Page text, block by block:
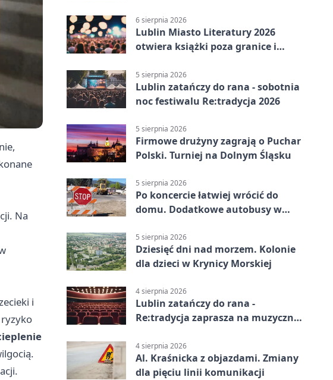
Na
i
ryzyko
6 sierpnia 2026
Lublin Miasto Literatury 2026
otwiera książki poza granice i
5 sierpnia 2026
Lublin zatańczy do rana - sobotnia
noc festiwalu Re:tradycja 2026
5 sierpnia 2026
Firmowe drużyny zagrają o Puchar
Polski. Turniej na Dolnym Śląsku
5 sierpnia 2026
Po koncercie łatwiej wrócić do
domu. Dodatkowe autobusy w
5 sierpnia 2026
Dziesięć dni nad morzem. Kolonie
dla dzieci w Krynicy Morskiej
4 sierpnia 2026
Lublin zatańczy do rana -
Re:tradycja zaprasza na muzyczną
4 sierpnia 2026
Al. Kraśnicka z objazdami. Zmiany
dla pięciu linii komunikacji